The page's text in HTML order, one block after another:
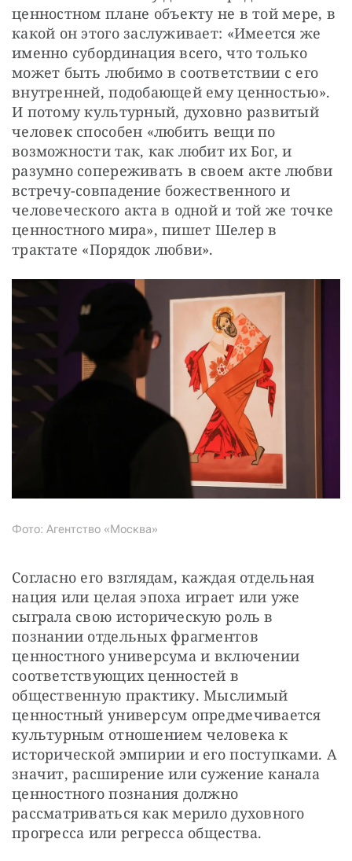
ценностном плане объекту не в той мере, в
какой он этого заслуживает: «Имеется же
именно субординация всего, что только
может быть любимо в соответствии с его
внутренней, подобающей ему ценностью».
И потому культурный, духовно развитый
человек способен «любить вещи по
возможности так, как любит их Бог, и
разумно сопереживать в своем акте любви
встречу-совпадение божественного и
человеческого акта в одной и той же точке
ценностного мира», пишет Шелер в
трактате «Порядок любви».
Фото: Агентство «Москва»
Согласно его взглядам, каждая отдельная
нация или целая эпоха играет или уже
сыграла свою историческую роль в
познании отдельных фрагментов
ценностного универсума и включении
соответствующих ценностей в
общественную практику. Мыслимый
ценностный универсум опредмечивается
культурным отношением человека к
исторической эмпирии и его поступками. А
значит, расширение или сужение канала
ценностного познания должно
рассматриваться как мерило духовного
прогресса или регресса общества.